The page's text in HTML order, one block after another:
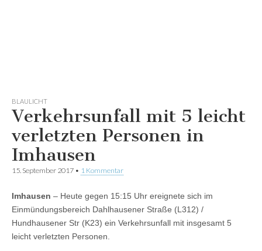
BLAULICHT
Verkehrsunfall mit 5 leicht
verletzten Personen in
Imhausen
15. September 2017 • 1 Kommentar
Imhausen – Heute gegen 15:15 Uhr ereignete sich im
Einmündungsbereich Dahlhausener Straße (L312) /
Hundhausener Str (K23) ein Verkehrsunfall mit insgesamt 5
leicht verletzten Personen.